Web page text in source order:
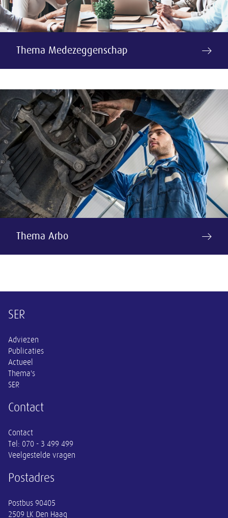
Thema Medezeggenschap
Thema Arbo
Overige informatie
SER
Adviezen
Publicaties
Actueel
Thema's
SER
Contact
Contact
Tel: 070 - 3 499 499
Veelgestelde vragen
Postadres
Postbus 90405
2509 LK Den Haag